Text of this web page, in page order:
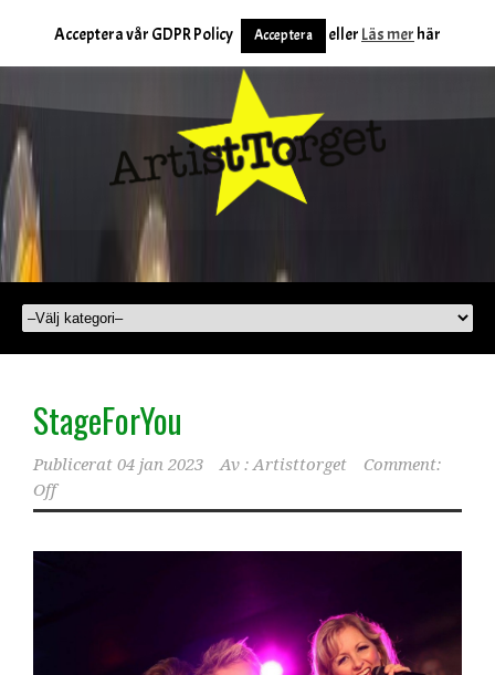
StageForYou
Publicerat 04 jan 2023 Av : Artisttorget
Comment:
Off
Acceptera vår GDPR Policy Acceptera eller Läs mer här